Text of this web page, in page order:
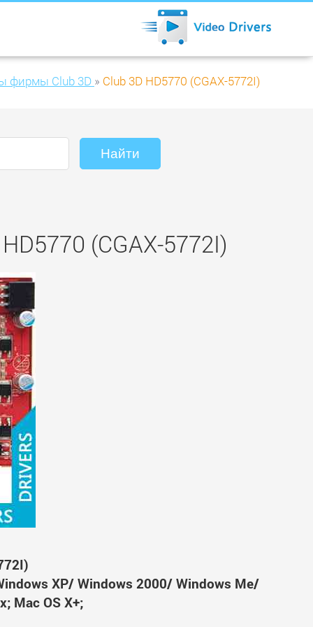
фирмы Club 3D » Club 3D HD5770 (CGAX-5772I)
(CGAX-5772I)
XP/ Windows 2000/ Windows Me/
Mac OS X+;